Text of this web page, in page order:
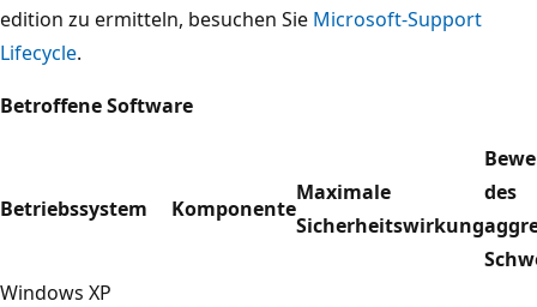
edition zu ermitteln, besuchen Sie Microsoft-Support
Lifecycle.
Betroffene Software
Betriebssystem Komponente
Maximale
Sicherheitswirkung
des
Windows XP